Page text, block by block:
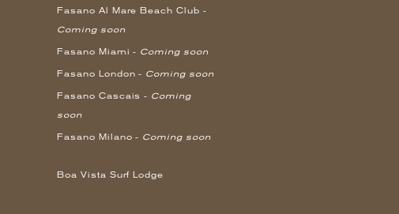
Fasano Al Mare Beach Club -
Coming soon
Fasano Miami - Coming soon
Fasano London - Coming soon
Fasano Cascais - Coming
soon
Fasano Milano - Coming soon
Boa Vista Surf Lodge